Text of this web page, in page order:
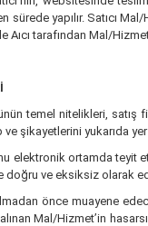
yapılır. Satıcı
Aıcı tarafından Mal/
temel nitelikleri,
şikayetlerini yukarıda
elektronik ortamda
doğru ve eksiksiz olarak
önce muayene
Mal/Hizmet’in